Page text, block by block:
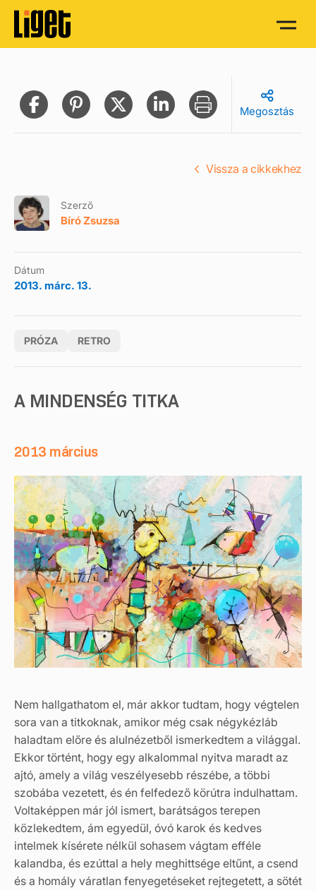
Megosztás
Szerző
Bíró Zsuzsa
Dátum
2013. márc. 13.
PRÓZA RETRO
Vissza a cikkekhez
A MINDENSÉG TITKA
2013 március
Nem hallgathatom el, már akkor tudtam, hogy végtelen
sora van a titkoknak, amikor még csak négykézláb
haladtam előre és alulnézetből ismerkedtem a világgal.
Ekkor történt, hogy egy alkalommal nyitva maradt az
ajtó, amely a világ veszélyesebb részébe, a többi
szobába vezetett, és én felfedező körútra indulhattam.
Voltaképpen már jól ismert, barátságos terepen
közlekedtem, ám egyedül, óvó karok és kedves
intelmek kísérete nélkül sohasem vágtam efféle
kalandba, és ezúttal a hely meghittsége eltűnt, a csend
és a homály váratlan fenyegetéseket rejtegetett, a sötét